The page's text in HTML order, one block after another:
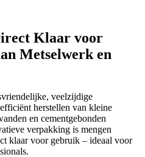
Klaar voor
Metselwerk en
veelzijdige
herstellen van kleine
en cementgebonden
verpakking is mengen
klaar voor gebruik – ideaal voor